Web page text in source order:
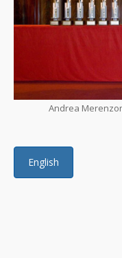
Andrea
English